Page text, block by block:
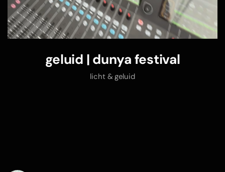
geluid | dunya festival
licht & geluid